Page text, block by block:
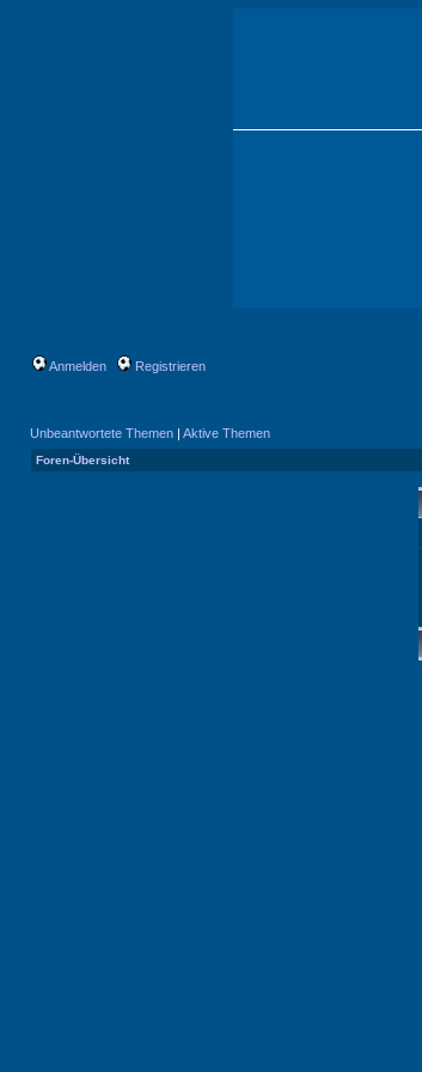
Anmelden Registrieren
Unbeantwortete Themen | Aktive Themen
Foren-Übersicht